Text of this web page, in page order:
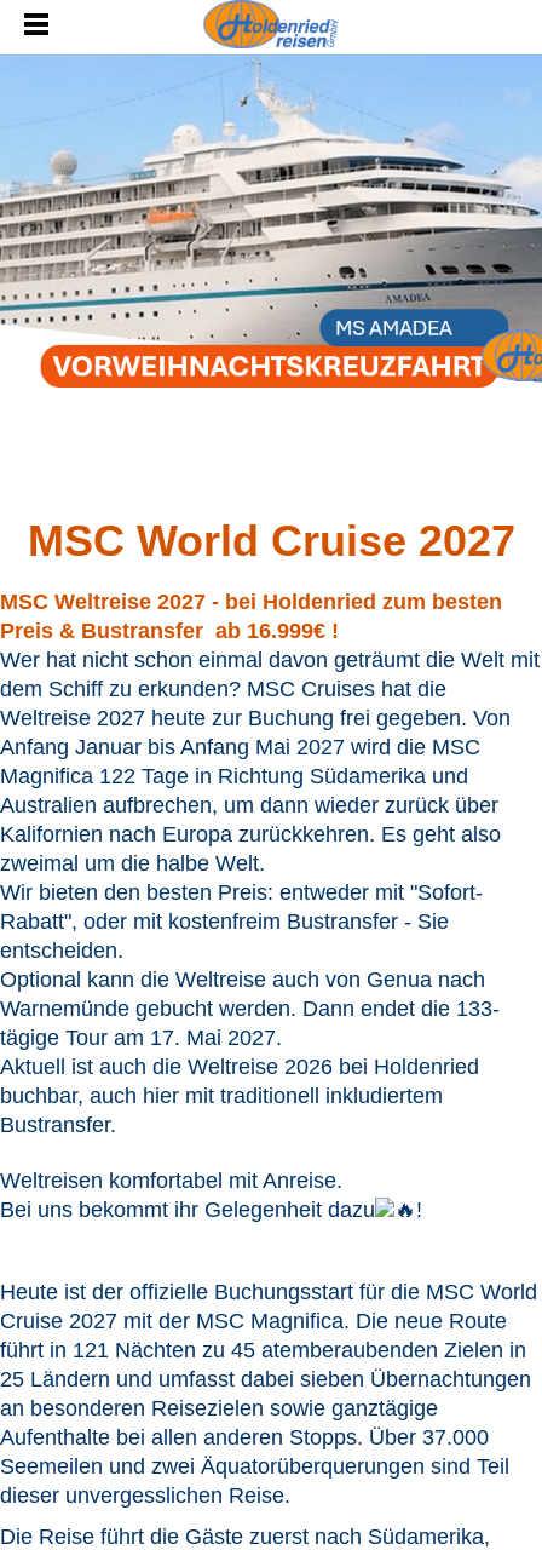
MSC World Cruise 2027
MSC Weltreise 2027 - bei Holdenried zum besten
Preis & Bustransfer ab 16.999€ !
Wer hat nicht schon einmal davon geträumt die Welt mit
dem Schiff zu erkunden? MSC Cruises hat die
Weltreise 2027 heute zur Buchung frei gegeben. Von
Anfang Januar bis Anfang Mai 2027 wird die MSC
Magnifica 122 Tage in Richtung Südamerika und
Australien aufbrechen, um dann wieder zurück über
Kalifornien nach Europa zurückkehren. Es geht also
zweimal um die halbe Welt.
Wir bieten den besten Preis: entweder mit "Sofort-
Rabatt", oder mit kostenfreim Bustransfer - Sie
entscheiden.
Optional kann die Weltreise auch von Genua nach
Warnemünde gebucht werden. Dann endet die 133-
tägige Tour am 17. Mai 2027.
Aktuell ist auch die Weltreise 2026 bei Holdenried
buchbar, auch hier mit traditionell inkludiertem
Bustransfer.
Weltreisen komfortabel mit Anreise.
Bei uns bekommt ihr Gelegenheit dazu
!
Heute ist der offizielle Buchungsstart für die MSC World
Cruise 2027 mit der MSC Magnifica. Die neue Route
führt in 121 Nächten zu 45 atemberaubenden Zielen in
25 Ländern und umfasst dabei sieben Übernachtungen
an besonderen Reisezielen sowie ganztägige
Aufenthalte bei allen anderen Stopps. Über 37.000
Seemeilen und zwei Äquatorüberquerungen sind Teil
dieser unvergesslichen Reise.
Die Reise führt die Gäste zuerst nach Südamerika,